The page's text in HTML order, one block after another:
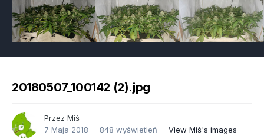
20180507_100142 (2).jpg
Przez Miś
7 Maja 2018
848 wyświetleń View Miś's images